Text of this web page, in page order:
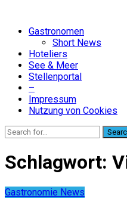
Gastronomen
Short News
Hoteliers
See & Meer
Stellenportal
–
Impressum
Nutzung von Cookies
Schlagwort:
Gastronomie News